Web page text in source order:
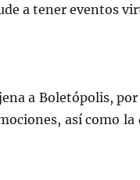
a tener eventos
a Boletópolis,
así como